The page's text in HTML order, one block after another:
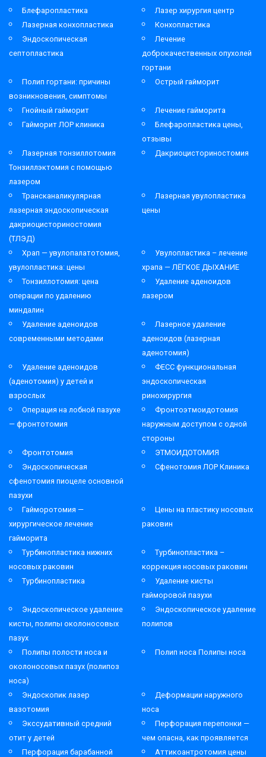
Блефаропластика
Лазер хирургия центр
Лазерная конхопластика
Конхопластика
Эндоскопическая
септопластика
Лечение
доброкачественных опухолей
гортани
Полип гортани: причины
возникновения, симптомы
Острый гайморит
Гнойный гайморит
Лечение гайморита
Гайморит ЛОР клиника
Блефаропластика цены,
отзывы
Лазерная тонзиллотомия
Тонзиллэктомия с помощью
лазером
Дакриоцисториностомия
Трансканаликулярная
лазерная эндоскопическая
дакриоцисториностомия
(ТЛЭД)
Лазерная увулопластика
цены
Храп — увулопалатотомия,
увулопластика: цены
Увулопластика – лечение
храпа — ЛЁГКОЕ ДЫХАНИЕ
Тонзиллотомия: цена
операции по удалению
миндалин
Удаление аденоидов
лазером
Удаление аденоидов
современными методами
Лазерное удаление
аденоидов (лазерная
аденотомия)
Удаление аденоидов
(аденотомия) у детей и
взрослых
ФЕСС функциональная
эндоскопическая
ринохирургия
Операция на лобной пазухе
— фронтотомия
Фронтоэтмоидотомия
наружным доступом с одной
стороны
Фронтотомия
ЭТМОИДОТОМИЯ
Эндоскопическая
сфенотомия пиоцеле основной
пазухи
Сфенотомия ЛОР Клиника
Гайморотомия —
хирургическое лечение
гайморита
Цены на пластику носовых
раковин
Турбинопластика нижних
носовых раковин
Турбинопластика –
коррекция носовых раковин
Турбинопластика
Удаление кисты
гайморовой пазухи
Эндоскопическое удаление
кисты, полипы околоносовых
пазух
Эндоскопическое удаление
полипов
Полипы полости носа и
околоносовых пазух (полипоз
носа)
Полип носа Полипы носа
Эндоскопик лазер
вазотомия
Деформации наружного
носа
Экссудативный средний
отит у детей
Перфорация перепонки —
чем опасна, как проявляется
Перфорация барабанной
Аттикоантротомия цены